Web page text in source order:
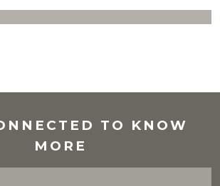
TO KNOW
MORE